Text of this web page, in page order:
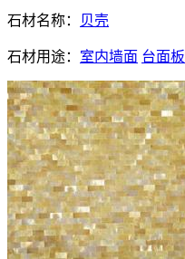
石材名称： 贝壳
石材用途： 室内墙面 台面板